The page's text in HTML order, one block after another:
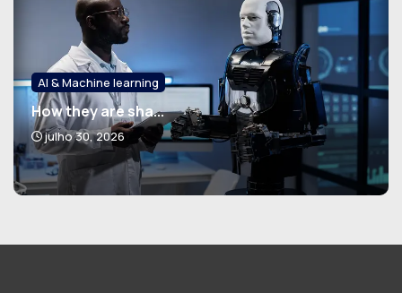
AI & Machine learning
How they are sha...
julho 30, 2026